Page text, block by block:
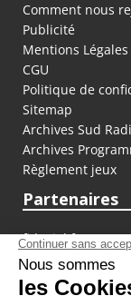
Comment nous
Publicité
Mentions Légales
CGU
Politique de
Sitemap
Archives Sud
Archives
Règlement jeux
Partenaires
fiducial.fr
lyoncapitale.fr
olympique-et-